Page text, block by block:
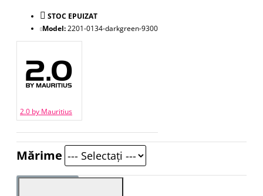
STOC EPUIZAT
Model:2201-0134-darkgreen-9300
2.0 by Mauritius
Mărime